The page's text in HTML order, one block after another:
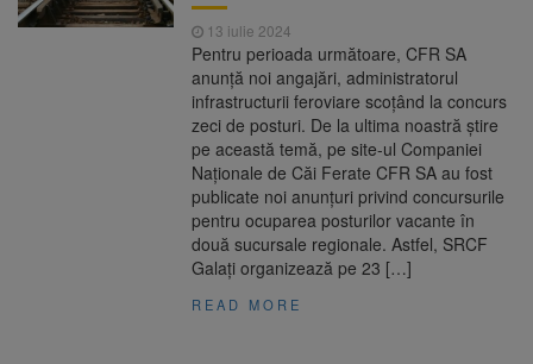
13 iulie 2024
Pentru perioada următoare, CFR SA
anunță noi angajări, administratorul
infrastructurii feroviare scoțând la concurs
zeci de posturi. De la ultima noastră știre
pe această temă, pe site-ul Companiei
Naționale de Căi Ferate CFR SA au fost
publicate noi anunțuri privind concursurile
pentru ocuparea posturilor vacante în
două sucursale regionale. Astfel, SRCF
Galați organizează pe 23 […]
READ MORE